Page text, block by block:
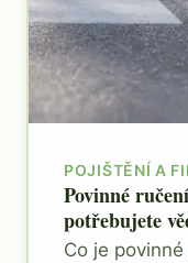
POJIŠTĚNÍ A
Povinné
potřebujete
Co je